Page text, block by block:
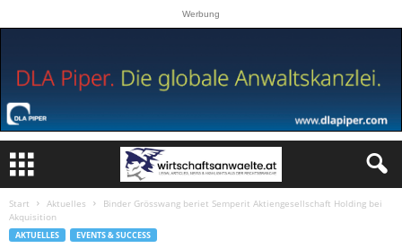
Werbung
Start Aktuelles
Binder Grösswang beriet Semperit Aktiengesellschaft Holding bei
Akquisition
AKTUELLES EVENTS & SUCCESS